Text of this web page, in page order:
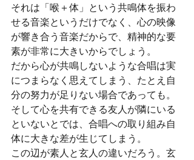
それは「喉＋体」という共鳴体を振わ
せる音楽というだけでなく、心の映像
が響き合う音楽だからで、精神的な要
素が非常に大きいからでしょう。
だから心が共鳴しないような合唱は実
につまらなく思えてしまう、たとえ自
分の努力が足りない場合であっても。
そして心を共有できる友人が隣にいる
といないとでは、合唱への取り組み自
体に大きな差が生じてしまう。
この辺が素人と玄人の違いだろう。玄